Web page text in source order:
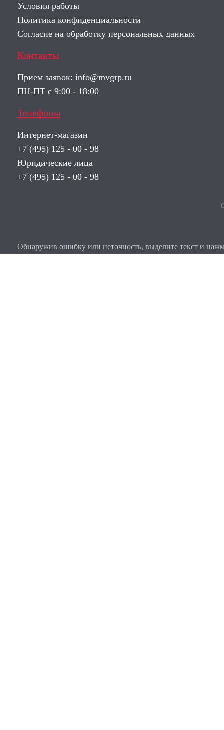
Условия работы
Политика конфиденциальности
Согласие на обработку персональных данных
Контакты
Прием заявок: info@mvgrp.ru
ПН-ПТ с 9:00 - 18:00
Телефоны
Интернет-магазин
+7 (495) 125 - 00 - 98
Юридические лица
+7 (495) 125 - 00 - 98
Обнаружив ошибку или неточность, выделите текст и